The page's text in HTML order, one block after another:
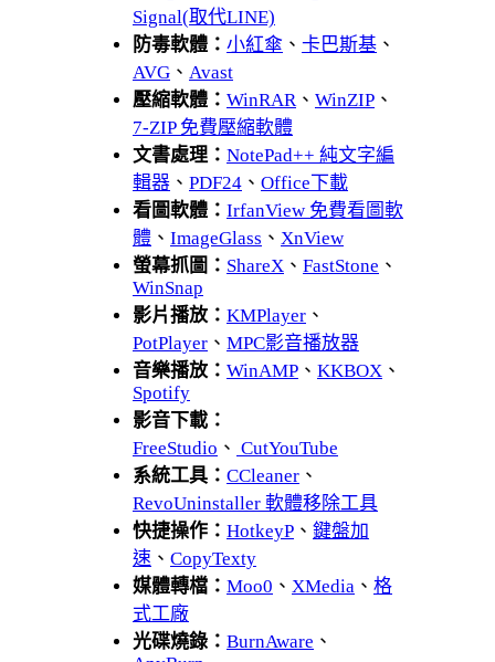
Signal(取代LINE)
防毒軟體： 小紅傘 、 卡巴斯基 、
AVG 、 Avast
壓縮軟體： WinRAR、 WinZIP 、
7-ZIP 免費壓縮軟體
文書處理： NotePad++ 純文字編
輯器 、 PDF24 、 Office下載
看圖軟體： IrfanView 免費看圖軟
體 、 ImageGlass 、 XnView
螢幕抓圖： ShareX 、 FastStone 、
WinSnap
影片播放： KMPlayer 、
PotPlayer 、 MPC影音播放器
音樂播放： WinAMP 、 KKBOX 、
Spotify
影音下載：
FreeStudio 、 CutYouTube
系統工具： CCleaner 、
RevoUninstaller 軟體移除工具
快捷操作： HotkeyP 、 鍵盤加
速 、 CopyTexty
媒體轉檔： Moo0 、 XMedia 、 格
式工廠
光碟燒錄： BurnAware 、